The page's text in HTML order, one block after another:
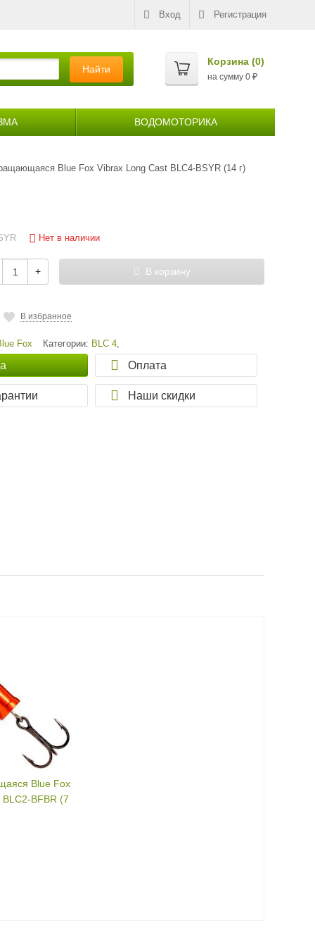
Вход Регистрация
Найти
Корзина (0)
на сумму 0 ₽
ВОДОМОТОРИКА
Blue Fox Vibrax Long Cast BLC4-BSYR (14 г)
Нет в наличии
+ В корзину
В избранное
Fox Категории: BLC 4,
Оплата
Наши скидки
Blue Fox
BFBR (7